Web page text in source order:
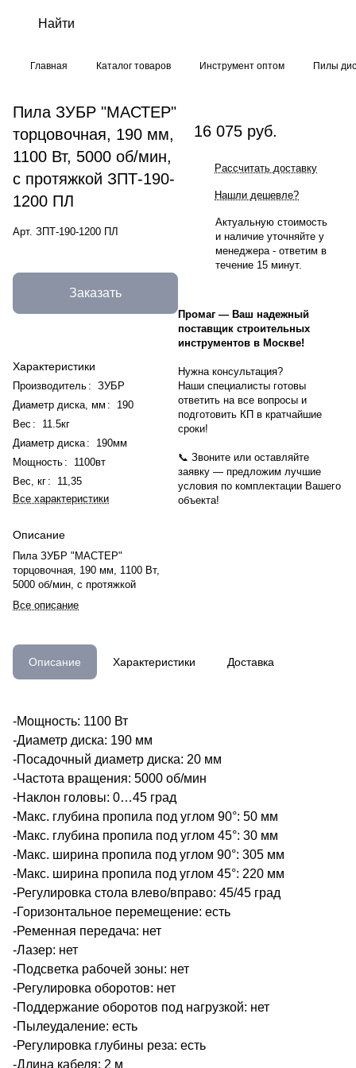
Главная Каталог товаров Инструмент оптом Пилы
Пила ЗУБР "МАСТЕР"
торцовочная, 190 мм,
1100 Вт, 5000 об/мин,
с протяжкой ЗПТ-190-
1200 ПЛ
Арт. ЗПТ-190-1200 ПЛ
Заказать
Характеристики
Производитель : ЗУБР
Диаметр диска, мм :
190
Вес :
11.5кг
Диаметр диска :
190мм
Мощность :
1100вт
Вес, кг :
11,35
Все характеристики
Описание
Пила ЗУБР "МАСТЕР"
торцовочная, 190 мм, 1100 Вт,
5000 об/мин, с протяжкой
Все описание
16 075 руб.
Рассчитать доставку
Нашли дешевле?
Актуальную стоимость
и наличие уточняйте у
менеджера - ответим в
течение 15 минут.
Промаг — Ваш надежный
поставщик строительных
инструментов в Москве!
Нужна консультация?
Наши специалисты готовы
ответить на все вопросы и
подготовить КП в кратчайшие
сроки!
📞 Звоните или оставляйте
заявку — предложим лучшие
условия по комплектации Вашего
объекта!
Описание Характеристики Доставка
-Мощность: 1100 Вт
-Диаметр диска: 190 мм
-Посадочный диаметр диска: 20 мм
-Частота вращения: 5000 об/мин
-Наклон головы: 0…45 град
-Макс. глубина пропила под углом 90°: 50 мм
-Макс. глубина пропила под углом 45°: 30 мм
-Макс. ширина пропила под углом 90°: 305 мм
-Макс. ширина пропила под углом 45°: 220 мм
-Регулировка стола влево/вправо: 45/45 град
-Горизонтальное перемещение: есть
-Ременная передача: нет
-Лазер: нет
-Подсветка рабочей зоны: нет
-Регулировка оборотов: нет
-Поддержание оборотов под нагрузкой: нет
-Пылеудаление: есть
-Регулировка глубины реза: есть
-Длина кабеля: 2 м